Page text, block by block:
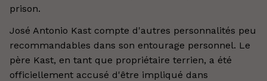
prison.
José Antonio Kast compte d'autres personnalités peu
recommandables dans son entourage personnel. Le
père Kast, en tant que propriétaire terrien, a été
officiellement accusé d'être impliqué dans